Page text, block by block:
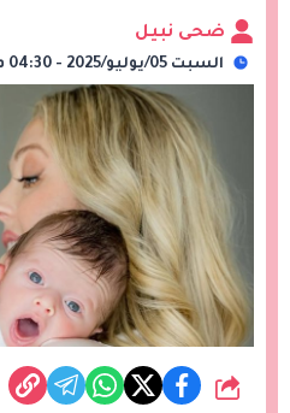
ضحى نبيل
السبت 05/يوليو/2025 - 04:30 م
شارك